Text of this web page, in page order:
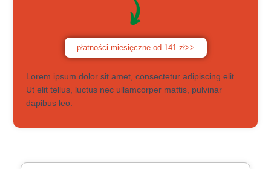
płatności miesięczne od 141 zł>>
Lorem ipsum dolor sit amet, consectetur adipiscing elit.
Ut elit tellus, luctus nec ullamcorper mattis, pulvinar
dapibus leo.